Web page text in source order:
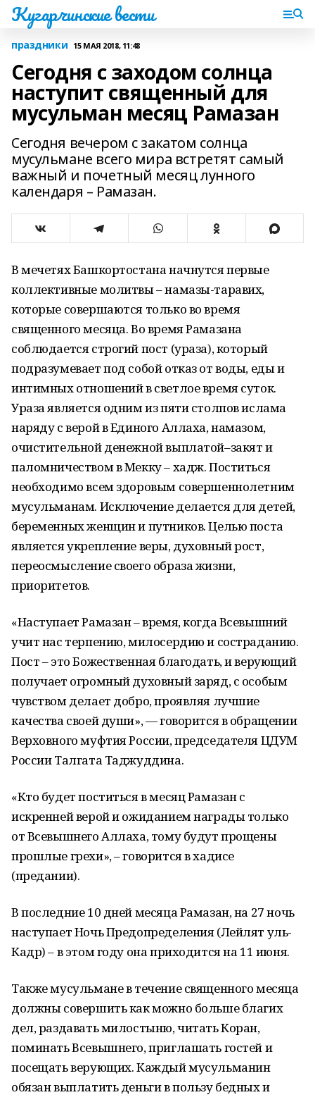
Кугарчинские вести
праздники 15 МАЯ 2018, 11:48
Сегодня с заходом солнца
наступит священный для
мусульман месяц Рамазан
Сегодня вечером с закатом солнца
мусульмане всего мира встретят самый
важный и почетный месяц лунного
календаря – Рамазан.
В мечетях Башкортостана начнутся первые
коллективные молитвы – намазы-таравих,
которые совершаются только во время
священного месяца. Во время Рамазана
соблюдается строгий пост (ураза), который
подразумевает под собой отказ от воды, еды и
интимных отношений в светлое время суток.
Ураза является одним из пяти столпов ислама
наряду с верой в Единого Аллаха, намазом,
очистительной денежной выплатой–закят и
паломничеством в Мекку – хадж. Поститься
необходимо всем здоровым совершеннолетним
мусульманам. Исключение делается для детей,
беременных женщин и путников. Целью поста
является укрепление веры, духовный рост,
переосмысление своего образа жизни,
приоритетов.
«Наступает Рамазан – время, когда Всевышний
учит нас терпению, милосердию и состраданию.
Пост – это Божественная благодать, и верующий
получает огромный духовный заряд, с особым
чувством делает добро, проявляя лучшие
качества своей души», — говорится в обращении
Верховного муфтия России, председателя ЦДУМ
России Талгата Таджуддина.
«Кто будет поститься в месяц Рамазан с
искренней верой и ожиданием награды только
от Всевышнего Аллаха, тому будут прощены
прошлые грехи», – говорится в хадисе
(предании).
В последние 10 дней месяца Рамазан, на 27 ночь
наступает Ночь Предопределения (Лейлят уль-
Кадр) – в этом году она приходится на 11 июня.
Также мусульмане в течение священного месяца
должны совершить как можно больше благих
дел, раздавать милостыню, читать Коран,
поминать Всевышнего, приглашать гостей и
посещать верующих. Каждый мусульманин
обязан выплатить деньги в пользу бедных и